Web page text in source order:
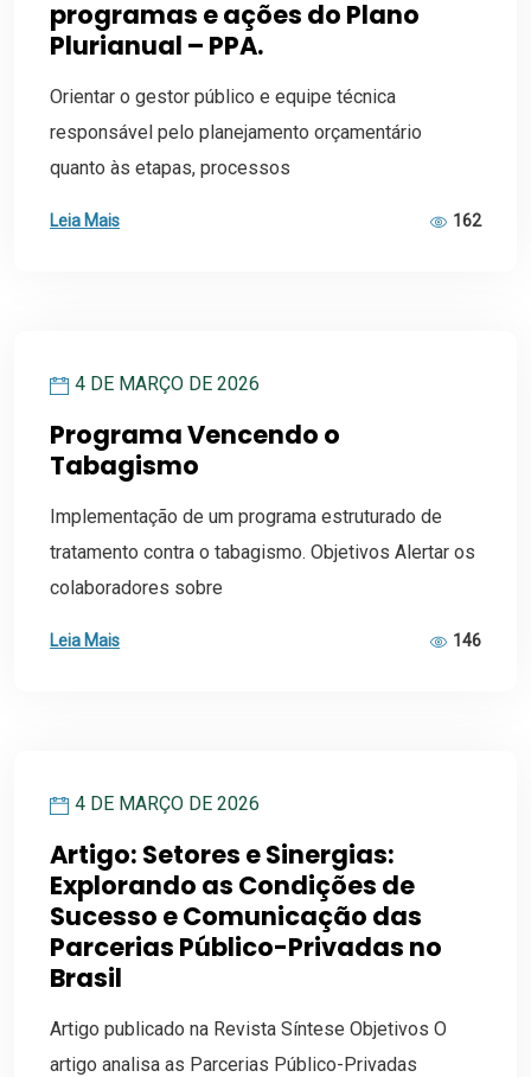
programas e ações do Plano
Plurianual – PPA.
Orientar o gestor público e equipe técnica
responsável pelo planejamento orçamentário
quanto às etapas, processos
Leia Mais 162
4 DE MARÇO DE 2026
Programa Vencendo o
Tabagismo
Implementação de um programa estruturado de
tratamento contra o tabagismo. Objetivos Alertar os
colaboradores sobre
Leia Mais 146
4 DE MARÇO DE 2026
Artigo: Setores e Sinergias:
Explorando as Condições de
Sucesso e Comunicação das
Parcerias Público-Privadas no
Brasil
Artigo publicado na Revista Síntese Objetivos O
artigo analisa as Parcerias Público-Privadas